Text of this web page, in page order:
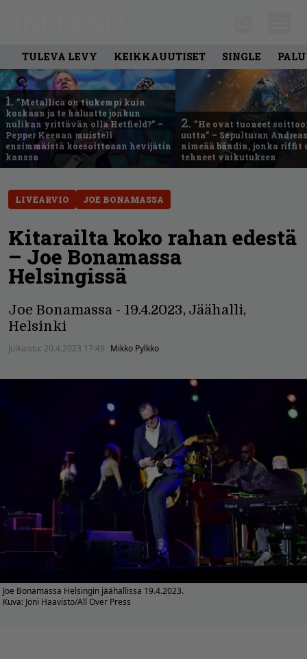
TULEVA LEVY KEIKKAUUTISET SINGLE
1. ”Metallica on tiukempi kuin
koskaan ja te haluatte jonkun
nulikan yrittävän olla Hetfield?” –
Pepper Keenan muisteli
ensimmäistä koesoittoaan hevijätin
kanssa
2. ”He ovat tuoneet
uutta” – Sepulturan
nimeää bändin, jonka riffit
tehneet vaikutuksen
LIVEARVIO JOE BONAMASSA
Kitarailta koko rahan edestä
– Joe Bonamassa
Helsingissä
Joe Bonamassa - 19.4.2023, Jäähalli,
Helsinki
Julkaistu: 20.4.2023 17:49 Mikko Pylkko
Joe Bonamassa Helsingin jäähallissa 19.4.2023.
Kuva: Joni Haavisto/All Over Press